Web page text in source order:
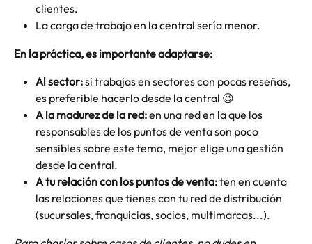
clientes.
La carga de trabajo en la central sería menor.
En la práctica, es importante adaptarse:
Al sector: si trabajas en sectores con pocas reseñas,
es preferible hacerlo desde la central 😉
A la madurez de la red: en una red en la que los
responsables de los puntos de venta son poco
sensibles sobre este tema, mejor elige una gestión
desde la central.
A tu relación con los puntos de venta: ten en cuenta
las relaciones que tienes con tu red de distribución
(sucursales, franquicias, socios, multimarcas...).